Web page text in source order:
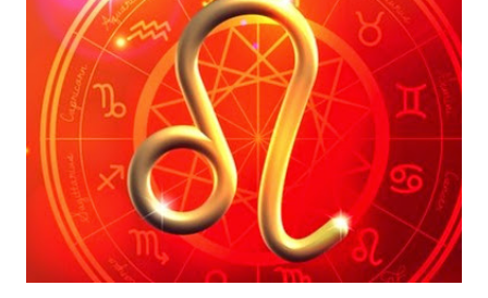
el 0,1 % controla más del 20 % de toda la riqueza mundial ,
y el 0,01 % , una élite diminuta, acumula fortunas capaces
de decidir el destino de países enteros. El capital en sí
mismo no es el problema; el capital construye, innova y
crea. El peligro proviene de la plutocracia , esa forma de
poder que, a diferencia del capital productivo, no levanta ni
ayuda, sino que acapara y domina. Y el c...